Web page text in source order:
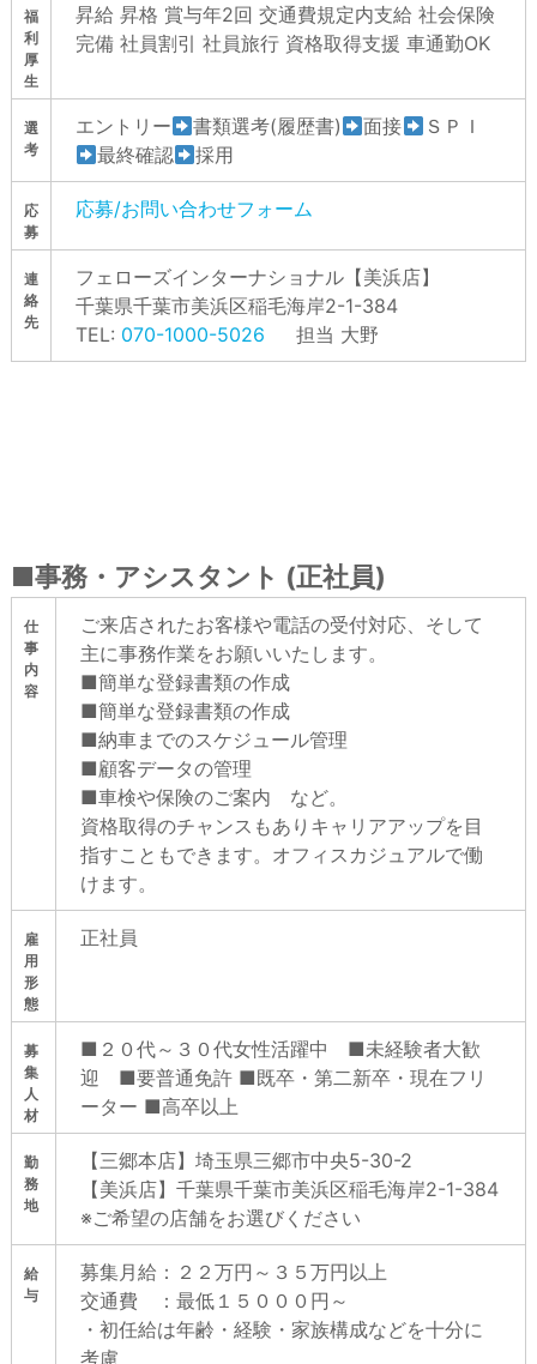
福
利
厚
生
昇給 昇格 賞与年2回 交通費規定内支給 社会保険
完備 社員割引 社員旅行 資格取得支援 車通勤OK
選
考
エントリー 書類選考(履歴書) 面接
ＳＰＩ
最終確認
採用
応
募
応募/お問い合わせフォーム
連
絡
先
フェローズインターナショナル【美浜店】
千葉県千葉市美浜区稲⽑海岸2-1-384
TEL: 070-1000-5026 担当 大野
■事務・アシスタント (正社員)
仕
事
内
容
ご来店されたお客様や電話の受付対応、そして
主に事務作業をお願いいたします。
■簡単な登録書類の作成
■簡単な登録書類の作成
■納車までのスケジュール管理
■顧客データの管理
■車検や保険のご案内 など。
資格取得のチャンスもありキャリアアップを目
指すこともできます。オフィスカジュアルで働
けます。
雇
用
形
態
正社員
募
集
人
材
■２０代～３０代女性活躍中 ■未経験者⼤歓
迎 ■要普通免許 ■既卒・第二新卒・現在フリ
ーター ■高卒以上
勤
務
地
【三郷本店】埼玉県三郷市中央5-30-2
【美浜店】千葉県千葉市美浜区稲毛海岸2-1-384
※ご希望の店舗をお選びください
給
与
募集⽉給：２２万円～３５万円以上
交通費 ：最低１５０００円～
・初任給は年齢・経験・家族構成などを十分に
考慮